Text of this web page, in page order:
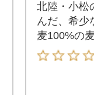
北陸・小松
んだ、希少
麦100%の